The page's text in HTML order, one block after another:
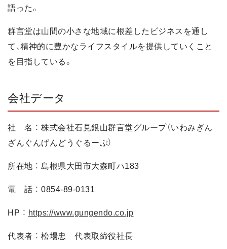
語った。
群言堂は山間の小さな地域に根差したビジネスを通し
て、精神的に豊かなライフスタイルを提供していくこと
を目指している。
会社データ
社 名 ： 株式会社石見銀山群言堂グループ（いわみぎん
ざんぐんげんどうぐるーぷ）
所在地 ： 島根県大田市大森町ハ183
電 話 ： 0854-89-0131
HP ： https://www.gungendo.co.jp
代表者 ： 松場忠 代表取締役社長